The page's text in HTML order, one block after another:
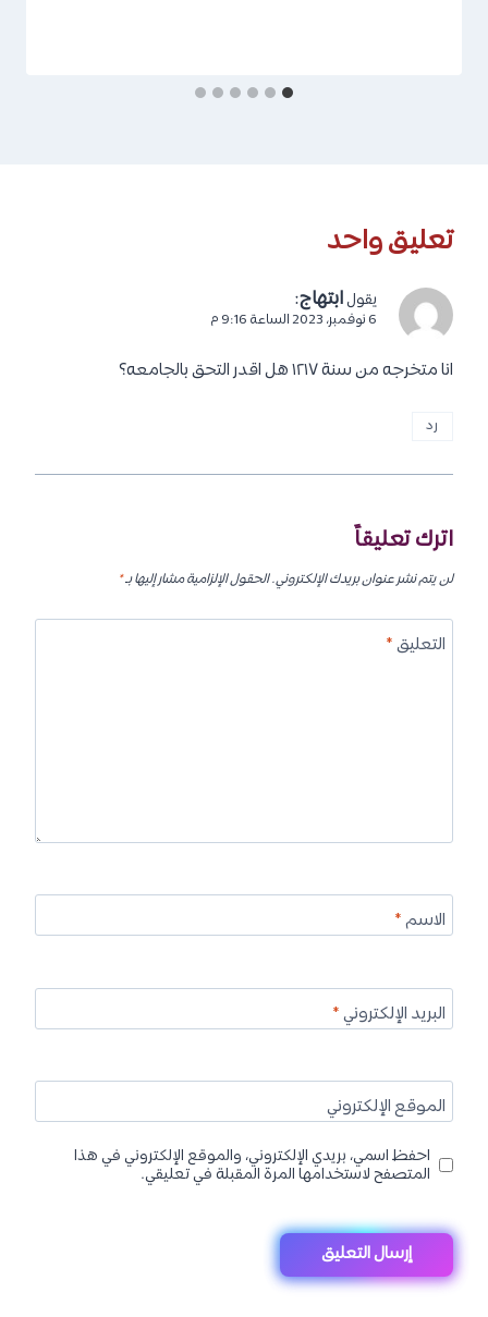
تعليق واحد
يقول ابتهاج:
6 نوفمبر، 2023 الساعة 9:16 م
انا متخرجه من سنة ١٢١٧ هل اقدر التحق بالجامعه؟
رد
اترك تعليقاً
لن يتم نشر عنوان بريدك الإلكتروني.الحقول الإلزامية مشار إليها بـ*
التعليق*
الاسم*
البريد الإلكتروني*
الموقع الإلكتروني
احفظ اسمي، بريدي الإلكتروني، والموقع الإلكتروني في هذا
المتصفح لاستخدامها المرة المقبلة في تعليقي.